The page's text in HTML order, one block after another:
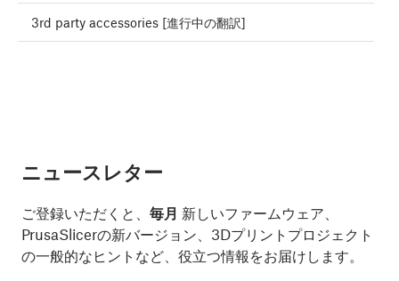
3rd party accessories [進行中の翻訳]
ニュースレター
ご登録いただくと、 毎月 新しいファームウェア、
PrusaSlicerの新バージョン、3Dプリントプロジェクト
の一般的なヒントなど、役立つ情報をお届けします。